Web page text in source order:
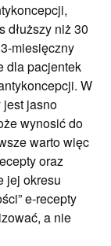
dłuższy niż 30
miesięczny
dla pacjentek
W
jest jasno
wynosić do
warto więc
oraz
jej okresu
e-recepty
a nie